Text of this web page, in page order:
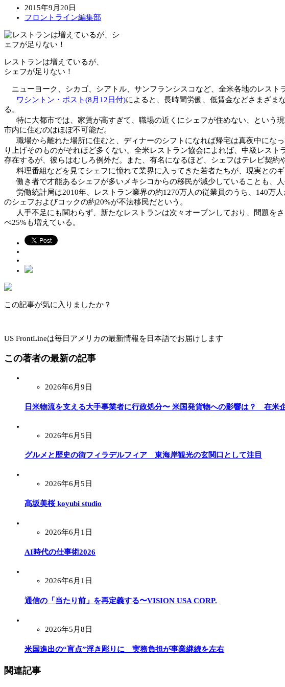
2015年9月20日
フロントライン編集部
レストランは増えているが、
シェフが足りない！
ニューヨーク、シカゴ、シアトル、サンフランシスコなど、全米各地のレスト
ワシントン・ポスト(8月12日付)によると、長時間労働、低賃金などさまざま
る。
特に大都市では、家賃が高すぎて、職場の近くにシェフが住めない、という
市内に住むのはほぼ不可能だ。
職場から離れた場所に住むと、ディナーのシフトになれば帰宅は真夜中にな
り上げそのものがそれほど多くない。全米レストラン協会によれば、中級レス
存在するが、彼らはむしろ例外だ。また、有名になるほど、シェフはテレビ契
料理番組などを見てシェフに憧れて業界に入ってきた若者たちが、現実とのギ
働き者で才能あるシェフが多いメキシコからの移民が減少していることも、
労働統計局は2010年、レストラン業界の約1270万人の従業員のうち、140万
のシェフおよびコックの約20%が不法移民だという。
人手不足にも関わらず、新たなレストランは次々オープンしており、問題を
べ25%も増えている。
この記事が気に入りましたか？
US FrontLineは毎日アメリカの最新情報を日本語でお届けします
この著者の最新の記事
2026年6月9日
日米物流を支える大手事業者に行政処分〜 米国発貨物への影響は？ 在米
2026年6月5日
グルメと歴史の街フィラデルフィア 東海岸観光の玄関口として注目
2026年6月5日
髙坂美桜 koyubi studio
2026年6月1日
AI時代の仕事術2026
2026年6月1日
通信の「当たり前」を再定義する〜VISION USA CORP.
2026年5月8日
米国進出の“盲点”浮き彫りに 実務負担が事業継続を左右
関連記事